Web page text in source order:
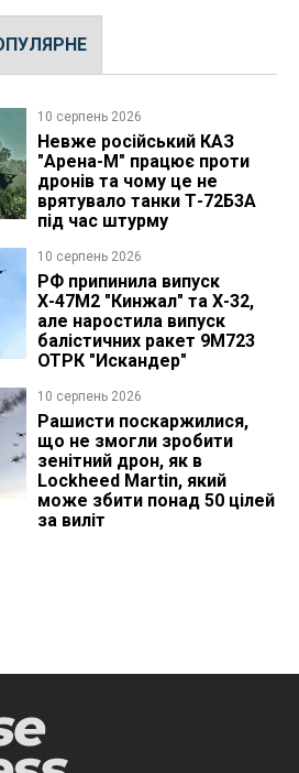
10 серпень 2026
Невже російський КАЗ
"Арена-М" працює проти
дронів та чому це не
врятувало танки Т-72Б3А
під час штурму
10 серпень 2026
РФ припинила випуск
Х-47М2 "Кинжал" та Х-32,
але наростила випуск
балістичних ракет 9М723
ОТРК "Искандер"
10 серпень 2026
Рашисти поскаржилися,
що не змогли зробити
зенітний дрон, як в
Lockheed Martin, який
може збити понад 50 цілей
за виліт